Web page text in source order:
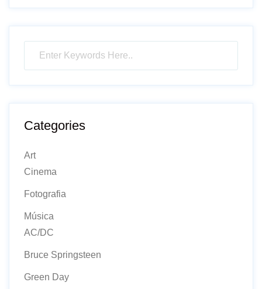
Categories
Art
Cinema
Fotografia
Música
AC/DC
Bruce Springsteen
Green Day